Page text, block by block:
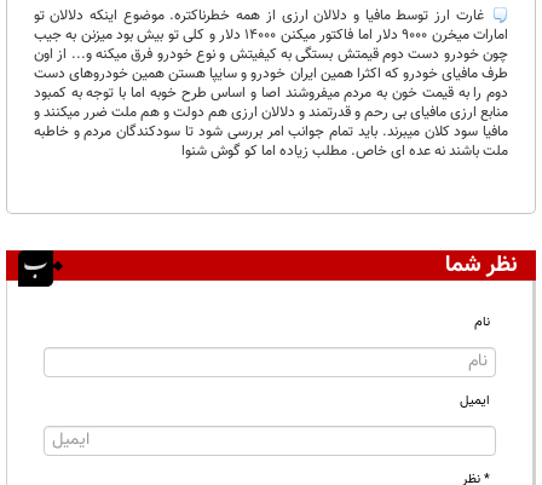
غارت ارز توسط مافیا و دلالان ارزی از همه خطرناکتره. موضوع اینکه دلالان تو
امارات میخرن 9000 دلار اما فاکتور میکنن 14000 دلار و کلی تو بیش بود میزنن به جیب
چون خودرو دست دوم قیمتش بستگی به کیفیتش و نوع خودرو فرق میکنه و... از اون
طرف مافیای خودرو که اکثرا همین ایران خودرو و سایپا هستن همین خودروهای دست
دوم را به قیمت خون به مردم میفروشند اصا و اساس طرح خوبه اما با توجه به کمبود
منابع ارزی مافیای بی رحم و قدرتمند و دلالان ارزی هم دولت و هم ملت ضرر میکنند و
مافیا سود کلان میبرند. باید تمام جوانب امر بررسی شود تا سودکندگان مردم و خاطبه
ملت باشند نه عده ای خاص. مطلب زیاده اما کو گوش شنوا
نظر شما
نام
ایمیل
* نظر